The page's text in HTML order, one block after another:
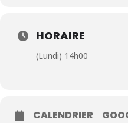
HORAIRE
(Lundi) 14h00
CALENDRIER